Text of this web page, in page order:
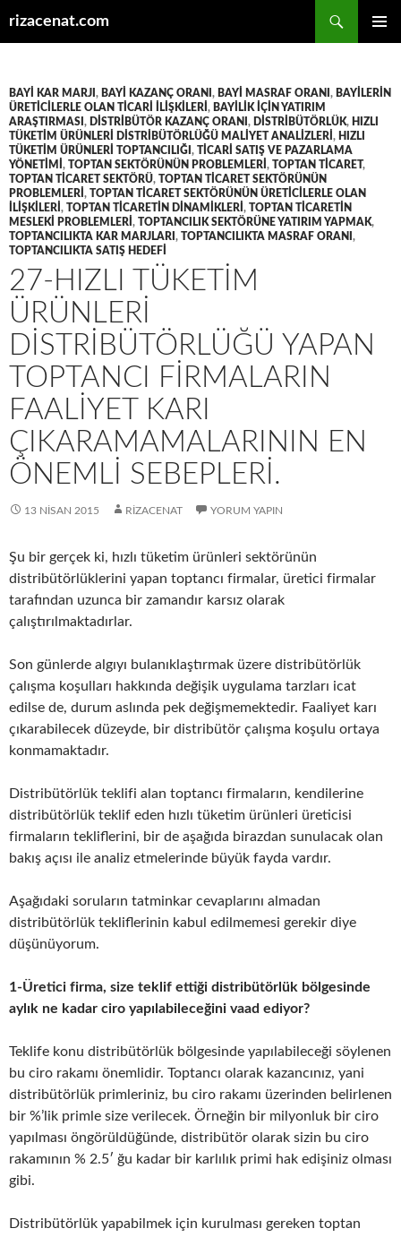
rizacenat.com
BAYI KAR MARJI , BAYI KAZANÇ ORANI , BAYI MASRAF ORANI , BAYILERIN
ÜRETICILERLE OLAN TICARI ILIŞKILERI , BAYILIK IÇIN YATIRIM
ARAŞTIRMASI , DISTRIBÜTÖR KAZANÇ ORANI , DISTRIBÜTÖRLÜK, HIZLI
TÜKETIM ÜRÜNLERI DISTRIBÜTÖRLÜĞÜ MALIYET ANALIZLERI , HIZLI
TÜKETIM ÜRÜNLERI TOPTANCILIĞI , TICARI SATIŞ VE PAZARLAMA
YÖNETIMI , TOPTAN SEKTÖRÜNÜN PROBLEMLERI , TOPTAN TICARET,
TOPTAN TICARET SEKTÖRÜ, TOPTAN TICARET SEKTÖRÜNÜN
PROBLEMLERI , TOPTAN TICARET SEKTÖRÜNÜN ÜRETICILERLE OLAN
ILIŞKILERI , TOPTAN TICARETIN DINAMIKLERI , TOPTAN TICARETIN
MESLEKI PROBLEMLERI , TOPTANCILIK SEKTÖRÜNE YATIRIM YAPMAK,
TOPTANCILIKTA KAR MARJLARI , TOPTANCILIKTA MASRAF ORANI ,
TOPTANCILIKTA SATIŞ HEDEFI
27-HIZLI TÜKETIM
ÜRÜNLERI
DISTRIBÜTÖRLÜĞÜ YAPAN
TOPTANCI FIRMALARIN
FAALIYET KARI
ÇIKARAMAMALARININ EN
ÖNEMLI SEBEPLERI.
13 NISAN 2015 RIZACENAT YORUM YAPIN
Şu bir gerçek ki, hızlı tüketim ürünleri sektörünün
distribütörlüklerini yapan toptancı firmalar, üretici firmalar
tarafından uzunca bir zamandır karsız olarak
çalıştırılmaktadırlar.
Son günlerde algıyı bulanıklaştırmak üzere distribütörlük
çalışma koşulları hakkında değişik uygulama tarzları icat
edilse de, durum aslında pek değişmemektedir. Faaliyet karı
çıkarabilecek düzeyde, bir distribütör çalışma koşulu ortaya
konmamaktadır.
Distribütörlük teklifi alan toptancı firmaların, kendilerine
distribütörlük teklif eden hızlı tüketim ürünleri üreticisi
firmaların tekliflerini, bir de aşağıda birazdan sunulacak olan
bakış açısı ile analiz etmelerinde büyük fayda vardır.
Aşağıdaki soruların tatminkar cevaplarını almadan
distribütörlük tekliflerinin kabul edilmemesi gerekir diye
düşünüyorum.
1-Üretici firma, size teklif ettiği distribütörlük bölgesinde
aylık ne kadar ciro yapılabileceğini vaad ediyor?
Teklife konu distribütörlük bölgesinde yapılabileceği söylenen
bu ciro rakamı önemlidir. Toptancı olarak kazancınız, yani
distribütörlük primleriniz, bu ciro rakamı üzerinden belirlenen
bir %’lik primle size verilecek. Örneğin bir milyonluk bir ciro
yapılması öngörüldüğünde, distribütör olarak sizin bu ciro
rakamının % 2.5′ ğu kadar bir karlılık primi hak edişiniz olması
gibi.
Distribütörlük yapabilmek için kurulması gereken toptan